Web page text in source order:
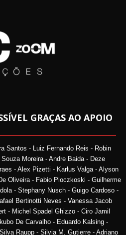
GRAÇAS AO APOIO
Santos - Luiz Fernando Reis - Robin
Moreira - Andre Baida - Deze
- Alex Pizetti - Karlus Valga - Alyson
Oliveira - Fabio Pioczkoski - Guilherme
- Stephany Nusch - Guigo Cardoso -
Bertinotti Neves - Vanessa Jacob
- Michel Spadel Ghizzo - Ciro Jamil
De Carvalho - Eduardo Kalsing -
Raupp - Silvia M. Gutierre - Adriano